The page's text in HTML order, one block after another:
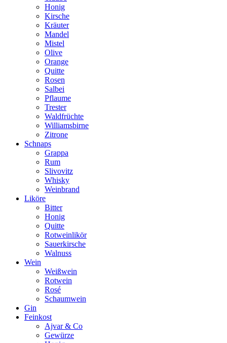
Honig
Kirsche
Kräuter
Mandel
Mistel
Olive
Orange
Quitte
Rosen
Salbei
Pflaume
Trester
Waldfrüchte
Williamsbirne
Zitrone
Schnaps
Grappa
Rum
Slivovitz
Whisky
Weinbrand
Liköre
Bitter
Honig
Quitte
Rotweinlikör
Sauerkirsche
Walnuss
Wein
Weißwein
Rotwein
Rosé
Schaumwein
Gin
Feinkost
Ajvar & Co
Gewürze